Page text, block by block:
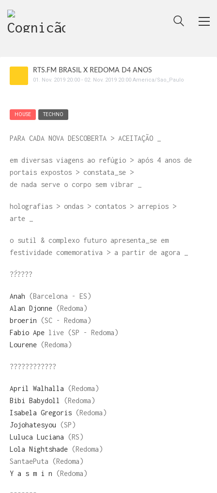
RTS.FM BRASIL X REDOMA D4 ANOS
01 . Nov. 2019 20:00 - 02. Nov. 2019 20:00 America/Sao_Paulo
HOUSE TECHNO
PARA CADA NOVA DESCOBERTA > ACEITAÇÃO _
em diversas viagens ao refúgio > após 4 anos de
portais expostos > constata_se >
de nada serve o corpo sem vibrar _
holografias > ondas > contatos > arrepios >
arte _
o sutil & complexo futuro apresenta_se em
festividade comemorativa > a partir de agora _
??́????
Anah (Barcelona - ES)
Alan Djonne (Redoma)
broerin (SC - Redoma)
Fabio Ape live (SP - Redoma)
Lourene (Redoma)
????????????
April Walhalla (Redoma)
Bibi Babydoll
(Redoma)
Isabela Gregoris (Redoma)
Jojohatesyou (SP)
Luluca Luciana (RS)
Lola Nightshade (Redoma)
SantaePuta (Redoma)
Y a s m i n (Redoma)